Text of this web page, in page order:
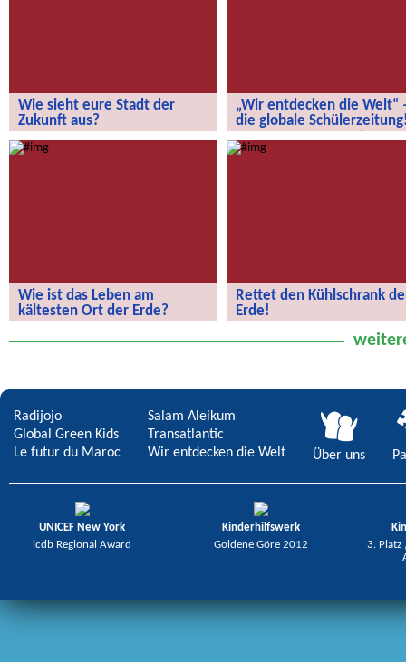
Wie sieht eure Stadt der
Zukunft aus?
Wie sieht eure Stadt der Zukunft aus?
„Wir entdecken die Welt“
die globale
„Wir entdecken die Welt“ – die
globale Schülerzeitung!
Wie ist das Leben am
kältesten Ort der Erde?
der Erde?
Rettet den Kühlschrank
Erde!
Radijojo
Global Green Kids
Le futur du Maroc
Salam Aleikum
Transatlantic
Wir entdecken die Welt
Über uns
UNICEF New York
icdb Regional Award
Kinderhilfswerk
Goldene Göre 2012
3. Platz